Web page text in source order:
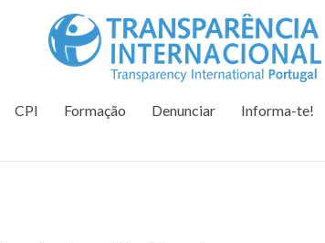
CPI Formação Denunciar Informa-te!